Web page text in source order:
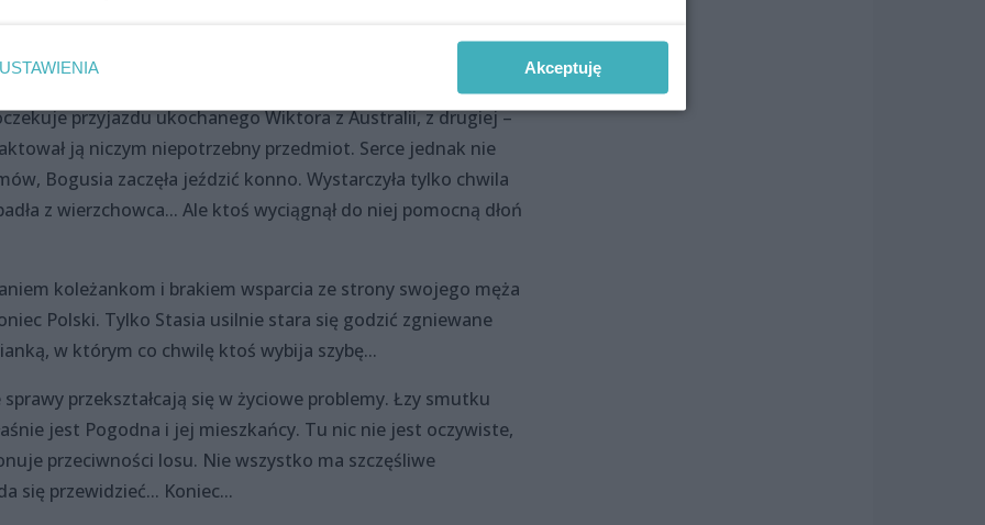
w Pogodnej. Bogusia nieustannie toczy wewnętrzną walkę
przyjazdu ukochanego Wiktora z Australii, z drugiej –
ją niczym niepotrzebny przedmiot. Serce jednak nie
Bogusia zaczęła jeździć konno. Wystarczyła tylko chwila
z wierzchowca... Ale ktoś wyciągnął do niej pomocną dłoń
koleżankom i brakiem wsparcia ze strony swojego męża
Polski. Tylko Stasia usilnie stara się godzić zgniewane
w którym co chwilę ktoś wybija szybę...
przekształcają się w życiowe problemy. Łzy smutku
jest Pogodna i jej mieszkańcy. Tu nic nie jest oczywiste,
przeciwności losu. Nie wszystko ma szczęśliwe
się przewidzieć... Koniec...
USTAWIENIA Akceptuję